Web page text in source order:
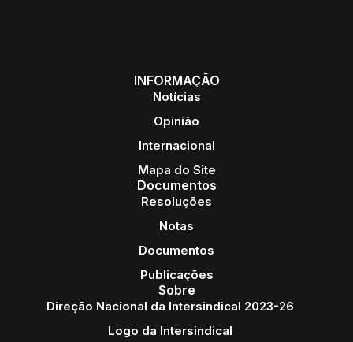
INFORMAÇÃO
Notícias
Opinião
Internacional
Mapa do Site
Documentos
Resoluções
Notas
Documentos
Publicações
Sobre
Direção Nacional da Intersindical 2023-26
Logo da Intersindical